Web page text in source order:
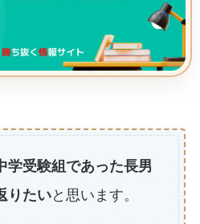
学受験組であった長男
りたいと思います。